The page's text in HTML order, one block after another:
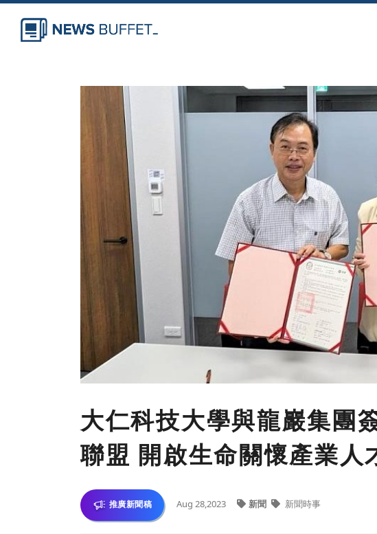
大仁科技大學與龍巖集團
聯盟 開啟生命關懷產業人
推廣新聞稿 Aug 28,2023 新聞 新聞時事